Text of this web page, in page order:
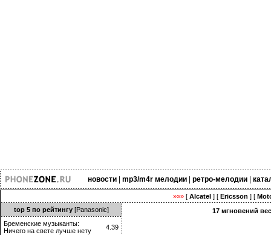
новости| mp3/m4r мелодии| ретро-мелодии|
»»»[ Alcatel] [ Ericsson ] [
top 5 по рейтингу[Panasonic]
Бременские музыканты:
Ничего на свете лучше нету
4.39
17 мгновений